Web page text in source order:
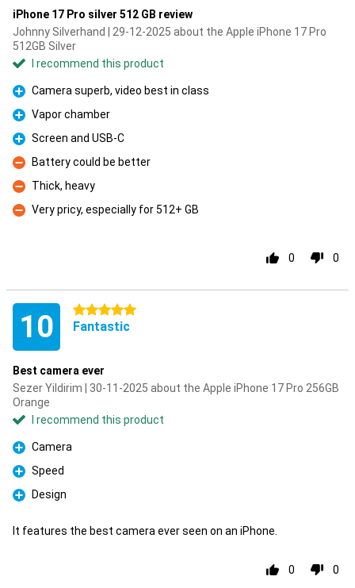
iPhone 17 Pro silver 512 GB review
Johnny Silverhand | 29-12-2025 about the Apple iPhone 17 Pro
512GB Silver
I recommend this product
Pro
Camera superb, video best in class
Pro
Vapor chamber
Pro
Screen and USB-C
Con
Battery could be better
Con
Thick, heavy
Con
Very pricy, especially for 512+ GB
0 0
10 5 stars
Fantastic
Best camera ever
Sezer Yildirim | 30-11-2025 about the Apple iPhone 17 Pro 256GB
Orange
I recommend this product
Pro
Camera
Pro
Speed
Pro
Design
It features the best camera ever seen on an iPhone.
0 0